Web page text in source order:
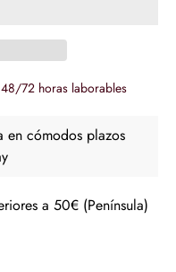
72 horas laborables
en cómodos plazos
a 50€ (Península)